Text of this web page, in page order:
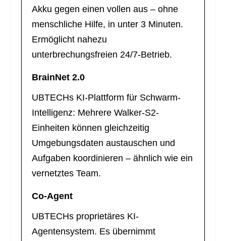
Akku gegen einen vollen aus – ohne
menschliche Hilfe, in unter 3 Minuten.
Ermöglicht nahezu
unterbrechungsfreien 24/7-Betrieb.
BrainNet 2.0
UBTECHs KI-Plattform für Schwarm-
Intelligenz: Mehrere Walker-S2-
Einheiten können gleichzeitig
Umgebungsdaten austauschen und
Aufgaben koordinieren – ähnlich wie ein
vernetztes Team.
Co-Agent
UBTECHs proprietäres KI-
Agentensystem. Es übernimmt